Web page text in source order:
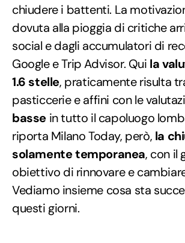
chiudere i battenti. La
dovuta alla pioggia di critiche
social e dagli accumulatori di
Google e Trip Advisor. Qui la
1.6 stelle, praticamente risulta
pasticcerie e affini con le
basse in tutto il capoluogo
riporta Milano Today, però, la
solamente temporanea, con il
obiettivo di rinnovare e
Vediamo insieme cosa sta
questi giorni.